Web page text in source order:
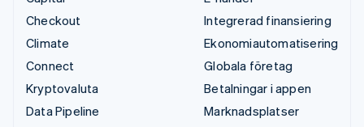
Checkout
Climate
Connect
Kryptovaluta
Data Pipeline
Integrerad finansiering
Ekonomiautomatisering
Globala företag
Betalningar i appen
Marknadsplatser